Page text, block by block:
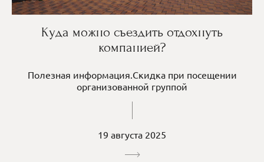
Куда можно съездить отдохнуть
компанией?
Полезная информация.Скидка при посещении
организованной группой
19 августа 2025